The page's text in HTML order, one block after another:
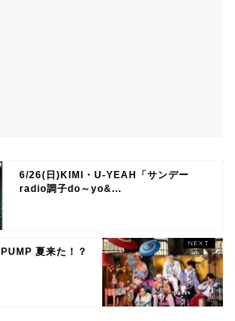
6/26(日)KIMI・U-YEAH「サンデー
radio調子do～yo&...
夏来た！？